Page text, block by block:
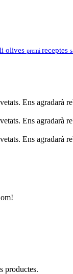
olives premi receptes
Ens agradarà
Ens agradarà
Ens agradarà
productes.